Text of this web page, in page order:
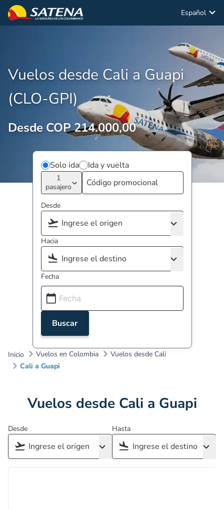
Español
Vuelos desde Cali a Guapi
(CLO-GPI)
Desde COP 214.000,00
Solo ida Ida y vuelta
1
pasajero
Desde
Hacia
Fecha
Buscar
Inicio Vuelos en Colombia
Vuelos desde Cali
Cali a Guapi
Vuelos desde Cali a Guapi
Desde Hasta